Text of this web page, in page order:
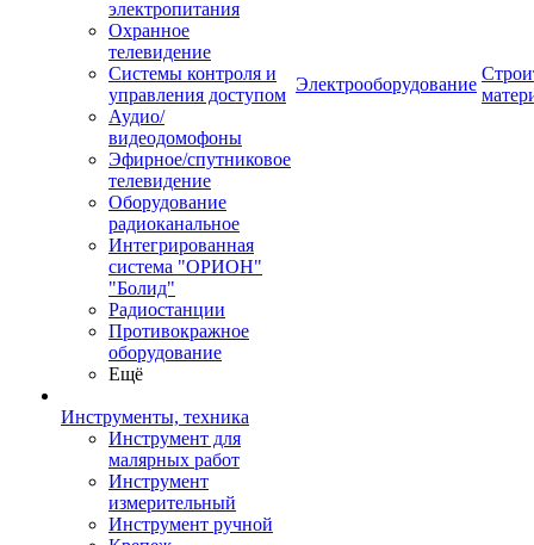
электропитания
Охранное
телевидение
Системы контроля и
управления доступом
Аудио/
видеодомофоны
Эфирное/спутниковое
телевидение
Оборудование
радиоканальное
Интегрированная
система "ОРИОН"
"Болид"
Радиостанции
Противокражное
оборудование
Ещё
Инструменты, техника
Инструмент для
малярных работ
Инструмент
измерительный
Инструмент ручной
Электрооборудование